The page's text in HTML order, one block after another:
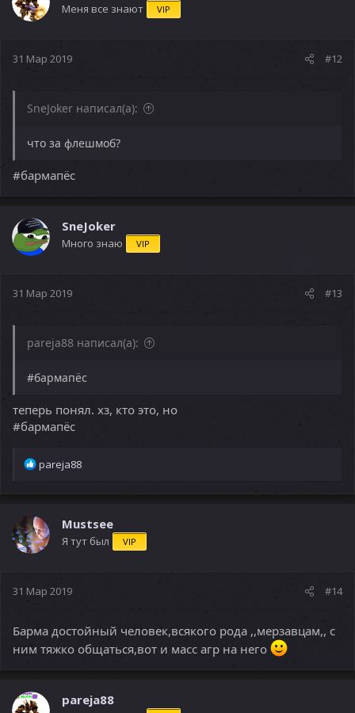
Меня все знают VIP
31 Мар 2019 #12
SneJoker написал(а):
что за флешмоб?
#бармапёс
SneJoker
Много знаю VIP
31 Мар 2019 #13
pareja88 написал(а):
#бармапёс
теперь понял. хз, кто это, но
#бармапёс
Р
а
ц
и
и
pareja88
Mustsee
Я тут был VIP
31 Мар 2019 #14
Барма достойный человек,всякого рода ,,мерзавцам,, с
ним тяжко общаться,вот и масс агр на него
pareja88